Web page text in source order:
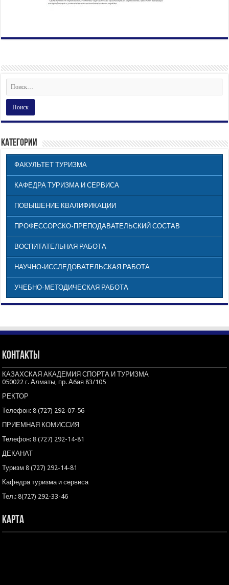
КАТЕГОРИИ
ФАКУЛЬТЕТ ТУРИЗМА
КАФЕДРА ТУРИЗМА И СЕРВИСА
ПОВЫШЕНИЕ КВАЛИФИКАЦИИ
ПРОФЕССОРСКО-ПРЕПОДАВАТЕЛЬСКИЙ СОСТАВ
ВОСПИТАТЕЛЬНАЯ РАБОТА
НАУЧНО-ИССЛЕДОВАТЕЛЬСКАЯ РАБОТА
УЧЕБНО-МЕТОДИЧЕСКАЯ РАБОТА
Контакты
КАЗАХСКАЯ АКАДЕМИЯ СПОРТА И ТУРИЗМА
050022 г. Алматы, пр. Абая 83/105
РЕКТОР
Телефон: 8 (727) 292-07-56
ПРИЕМНАЯ КОМИССИЯ
Телефон: 8 (727) 292-14-81
ДЕКАНАТ
Туризм 8 (727) 292-14-81
Кафедра туризма и сервиса
Тел.: 8(727) 292-33-46
Карта